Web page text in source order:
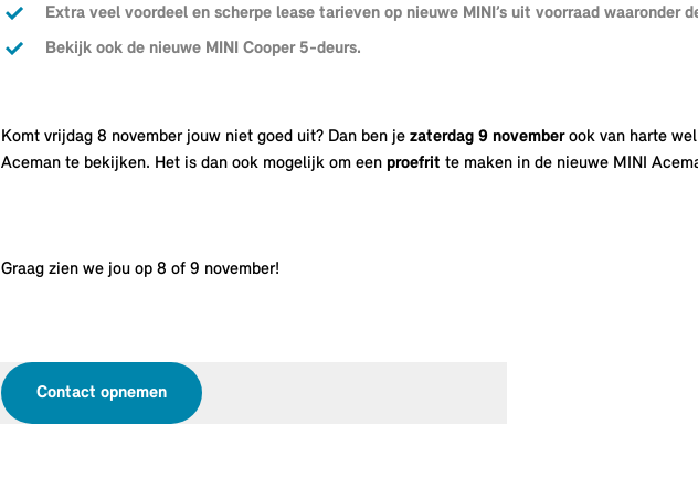
Extra veel voordeel en scherpe lease tarieven op nieuwe MINI’s uit voorraad waaronder
Bekijk ook de nieuwe MINI Cooper 5-deurs.
Komt vrijdag 8 november jouw niet goed uit? Dan ben je zaterdag 9 novemberook van harte
Aceman te bekijken. Het is dan ook mogelijk om een proefrit te maken in de nieuwe MINI
Graag zien we jou op 8 of 9 november!
Contact opnemen